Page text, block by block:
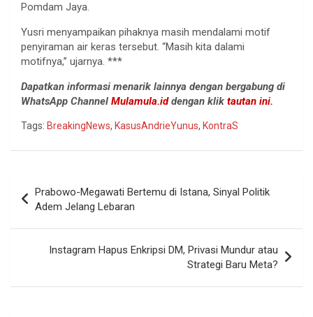
Pomdam Jaya.
Yusri menyampaikan pihaknya masih mendalami motif
penyiraman air keras tersebut. “Masih kita dalami
motifnya,” ujarnya. ***
Dapatkan informasi menarik lainnya dengan bergabung di
WhatsApp Channel Mulamula.iddengan klik tautan ini.
Tags: BreakingNews, KasusAndrieYunus, KontraS
pos
Prabowo-Megawati Bertemu di Istana, Sinyal Politik
Adem Jelang Lebaran
Instagram Hapus Enkripsi DM, Privasi Mundur atau
Strategi Baru Meta?